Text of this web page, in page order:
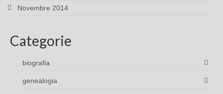
Novembre 2014
Categorie
biografia
genealogia